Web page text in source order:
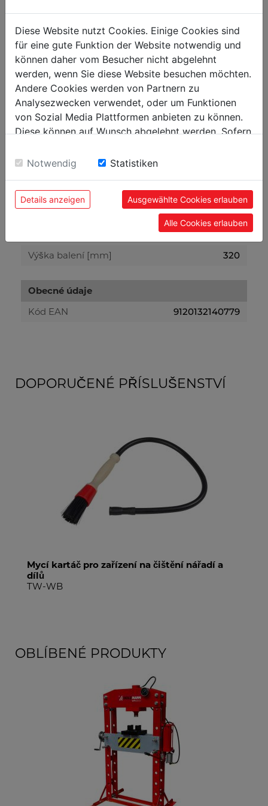
Třída ochrany
IPX8
Obecné rozměry
Celkové rozměry [mm]
760 x 540 x 880
Hmotnost
Brutto [kg]
26
Netto [kg]
Přepravní rozměry
550
790
Výška balení [mm]
320
Obecné údaje
Kód EAN
9120132140779
DOPORUČENÉ PŘÍSLUŠENSTVÍ
Mycí kartáč pro zařízení na čištění nářadí a
dílů
TW-WB
OBLÍBENÉ PRODUKTY
Diese Website nutzt Cookies. Einige Cookies sind
für eine gute Funktion der Website notwendig und
können daher vom Besucher nicht abgelehnt
werden, wenn Sie diese Website besuchen möchten.
Andere Cookies werden von Partnern zu
Analysezwecken verwendet, oder um Funktionen
von Sozial Media Plattformen anbieten zu können.
Diese können auf Wunsch abgelehnt werden. Sofern
Einwilligung zu unseren Cookies.
Notwendig Statistiken
Details anzeigen Ausgewählte Cookies erlauben
Alle Cookies erlauben